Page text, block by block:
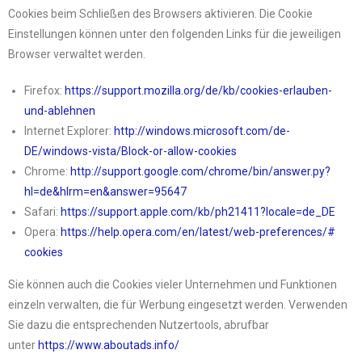
Cookies beim Schließen des Browsers aktivieren. Die Cookie
Einstellungen können unter den folgenden Links für die jeweiligen
Browser verwaltet werden.
Firefox: https://support.mozilla.org/de/kb/cookies-erlauben-
und-ablehnen
Internet Explorer: http://windows.microsoft.com/de-
DE/windows-vista/Block-or-allow-cookies
Chrome: http://support.google.com/chrome/bin/answer.py?
hl=de&hlrm=en&answer=95647
Safari: https://support.apple.com/kb/ph21411?locale=de_DE
Opera: https://help.opera.com/en/latest/web-preferences/#
cookies
Sie können auch die Cookies vieler Unternehmen und Funktionen
einzeln verwalten, die für Werbung eingesetzt werden. Verwenden
Sie dazu die entsprechenden Nutzertools, abrufbar
unter https://www.aboutads.info/